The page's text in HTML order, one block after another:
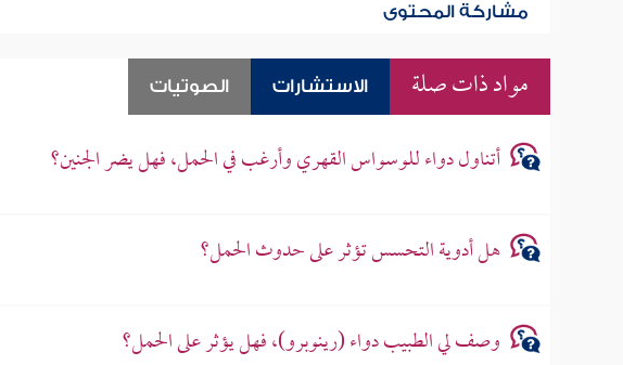
مشاركة المحتوى
مواد ذات صلة الاستشارات الصوتيات
أتناول دواء للوسواس القهري وأرغب في الحمل، فهل يضر الجنين؟
هل أدوية التحسس تؤثر على حدوث الحمل؟
وصف لي الطبيب دواء (رينوبرو)، فهل يؤثر على الحمل؟